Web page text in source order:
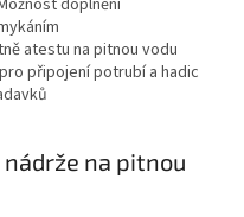
atestu na pitnou vodu
připojení potrubí a hadic
na pitnou